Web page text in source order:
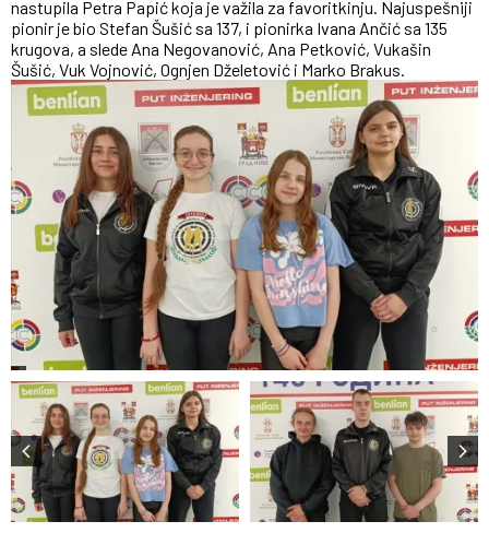
nastupila Petra Papić koja je važila za favoritkinju. Najuspešniji
pionir je bio Stefan Šušić sa 137, i pionirka Ivana Ančić sa 135
krugova, a slede Ana Negovanović, Ana Petković, Vukašin
Šušić, Vuk Vojnović, Ognjen Dželetović i Marko Brakus.